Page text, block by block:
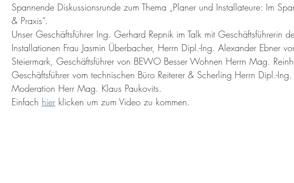
Spannende Diskussionsrunde zum Thema „Planer und Installateure: Im
& Praxis“.
Unser Geschäftsführer Ing. Gerhard Repnik im Talk mit Geschäftsführerin
Installationen Frau Jasmin Überbacher, Herrn Dipl.-Ing. Alexander Ebner
Steiermark, Geschäftsführer von BEWO Besser Wohnen Herrn Mag.
Geschäftsführer vom technischen Büro Reiterer & Scherling Herrn Dipl.-
Moderation Herr Mag. Klaus Paukovits.
Einfach hier klicken um zum Video zu kommen.